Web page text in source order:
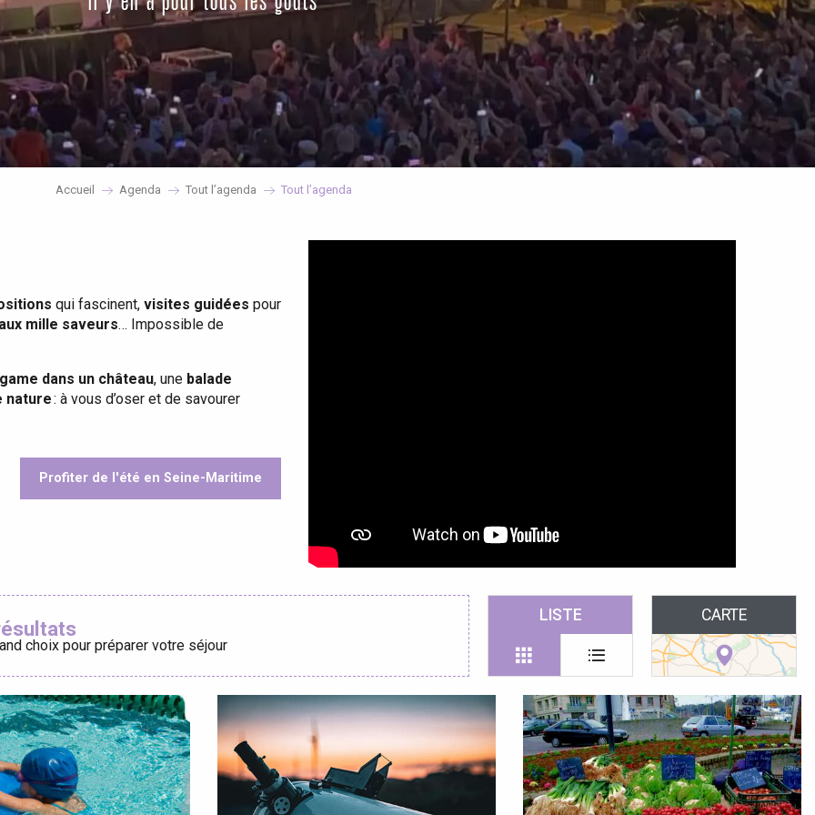
Bresle
Accueil Agenda Tout l’agenda Tout l’agenda
qui fascinent, visites guidées pour
mille saveurs… Impossible de
dans un château, une balade
nature: à vous d’oser et de savourer
Profiter de l'été en Seine-Maritime
choix pour préparer votre séjour
LISTE CARTE